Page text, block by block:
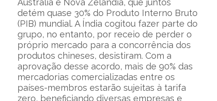
detém quase 30% do Produto Interno Bruto
(PIB) mundial. A Índia cogitou fazer parte do
grupo, no entanto, por receio de perder o
próprio mercado para a concorrência dos
produtos chineses, desistiram. Com a
aprovação desse acordo, mais de 90% das
mercadorias comercializadas entre os
países-membros estarão sujeitas à tarifa
zero, beneficiando diversas empresas e